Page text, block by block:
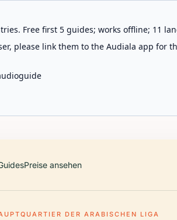
Free first 5 guides; works offline; 11
please link them to the Audiala app for
Preise ansehen
DER ARABISCHEN LIGA